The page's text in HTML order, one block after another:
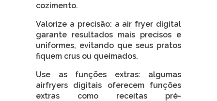
cozimento.
Valorize a precisão: a air fryer digital
garante resultados mais precisos e
uniformes, evitando que seus pratos
fiquem crus ou queimados.
Use as funções extras: algumas
airfryers digitais oferecem funções
extras como receitas pré-